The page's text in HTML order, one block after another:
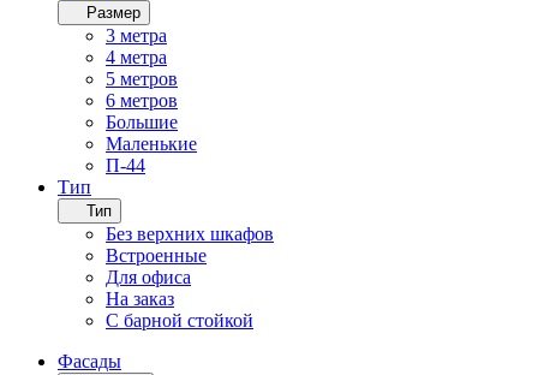
Размер
3 метра
4 метра
5 метров
6 метров
Большие
Маленькие
П-44
Тип
Тип
Без верхних шкафов
Встроенные
Для офиса
На заказ
С барной стойкой
Фасады